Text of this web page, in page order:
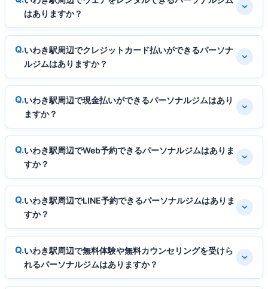
はありますか？
いわき駅周辺でクレジットカード払いができるパーソナ
ルジムはありますか？
いわき駅周辺で現金払いができるパーソナルジムはあり
ますか？
いわき駅周辺でWeb予約できるパーソナルジムはありま
すか？
いわき駅周辺でLINE予約できるパーソナルジムはありま
すか？
いわき駅周辺で無料体験や無料カウンセリングを受けら
れるパーソナルジムはありますか？